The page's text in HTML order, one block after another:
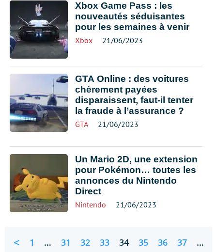
Xbox Game Pass : les
nouveautés séduisantes
pour les semaines à venir
Xbox 21/06/2023
GTA Online : des voitures
chèrement payées
disparaissent, faut-il tenter
la fraude à l’assurance ?
GTA 21/06/2023
Un Mario 2D, une extension
pour Pokémon… toutes les
annonces du Nintendo
Direct
Nintendo 21/06/2023
< 1 … 31 32 33 34 35 36 37
…